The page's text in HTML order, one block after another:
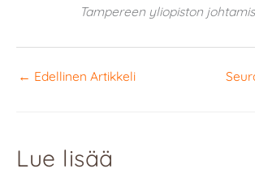
Tampereen yliopiston
← Edellinen Artikkeli
Lue lisää